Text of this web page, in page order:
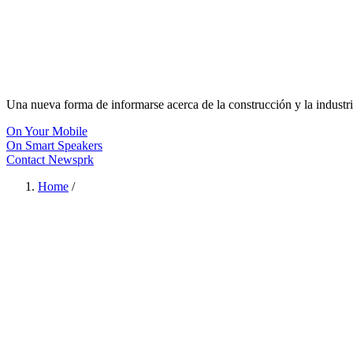
Una nueva forma de informarse acerca de la construcción y la
On Your Mobile
On Smart Speakers
Contact Newsprk
Home /